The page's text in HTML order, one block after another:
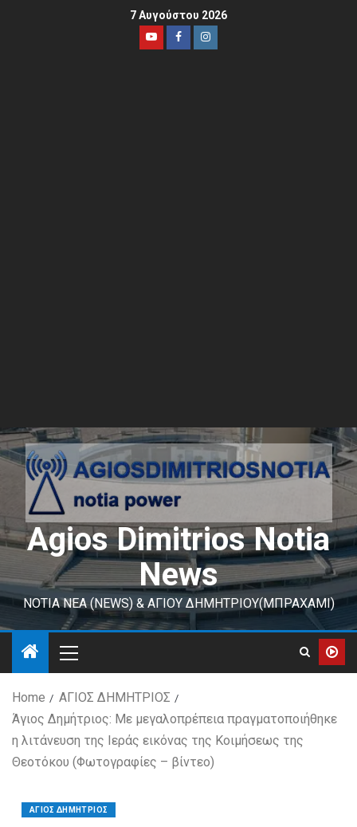
7 Αυγούστου 2026
Agios Dimitrios Notia
News
ΝΟΤΙΑ ΝΕΑ (NEWS) & ΑΓΙΟΥ ΔΗΜΗΤΡΙΟΥ(ΜΠΡΑΧΑΜΙ)
Home
ΑΓΙΟΣ ΔΗΜΗΤΡΙΟΣ
Άγιος Δημήτριος: Με μεγαλοπρέπεια πραγματοποιήθηκε
η λιτάνευση της Ιεράς εικόνας της Κοιμήσεως της
Θεοτόκου (Φωτογραφίες – βίντεο)
ΑΓΙΟΣ ΔΗΜΗΤΡΙΟΣ